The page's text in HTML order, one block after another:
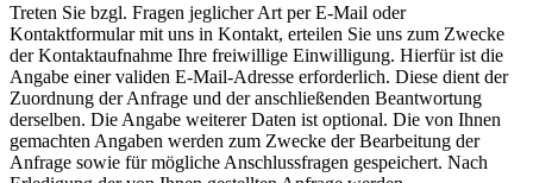
Treten Sie bzgl. Fragen jeglicher Art per E-Mail oder
Kontaktformular mit uns in Kontakt, erteilen Sie uns zum Zwecke
der Kontaktaufnahme Ihre freiwillige Einwilligung. Hierfür ist die
Angabe einer validen E-Mail-Adresse erforderlich. Diese dient der
Zuordnung der Anfrage und der anschließenden Beantwortung
derselben. Die Angabe weiterer Daten ist optional. Die von Ihnen
gemachten Angaben werden zum Zwecke der Bearbeitung der
Anfrage sowie für mögliche Anschlussfragen gespeichert. Nach